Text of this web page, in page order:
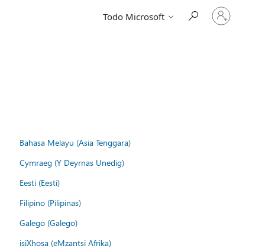
Todo Microsoft
Iniciar
sesión
Bahasa Melayu (Asia Tenggara)
Cymraeg (Y Deyrnas Unedig)
Eesti (Eesti)
Filipino (Pilipinas)
Galego (Galego)
isiXhosa (eMzantsi Afrika)